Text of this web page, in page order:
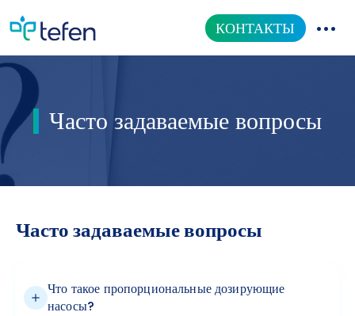
КОНТАКТЫ
КАТАЛОГ ТОВАРОВ
НАША ПРОДУКЦИЯ
Часто задаваемые вопросы
Часто задаваемые вопросы
Что такое пропорциональные дозирующие
насосы?